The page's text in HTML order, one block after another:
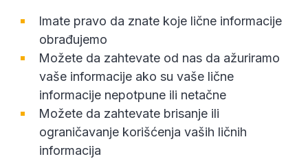
Imate pravo da znate koje lične informacije
obrađujemo
Možete da zahtevate od nas da ažuriramo
vaše informacije ako su vaše lične
informacije nepotpune ili netačne
Možete da zahtevate brisanje ili
ograničavanje korišćenja vaših ličnih
informacija